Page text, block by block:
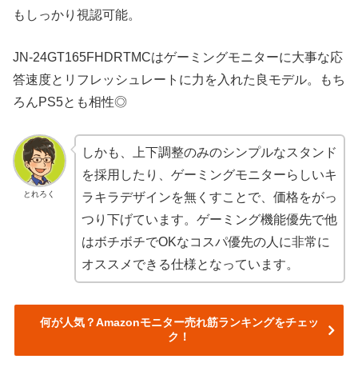
もしっかり視認可能。
JN-24GT165FHDRTMCはゲーミングモニターに大事な応
答速度とリフレッシュレートに力を入れた良モデル。もち
ろんPS5とも相性◎
とれろく
しかも、上下調整のみのシンプルなスタンド
を採用したり、ゲーミングモニターらしいキ
ラキラデザインを無くすことで、価格をがっ
つり下げています。ゲーミング機能優先で他
はボチボチでOKなコスパ優先の人に非常に
オススメできる仕様となっています。
何が人気？Amazonモニター売れ筋ランキングをチェッ
ク！